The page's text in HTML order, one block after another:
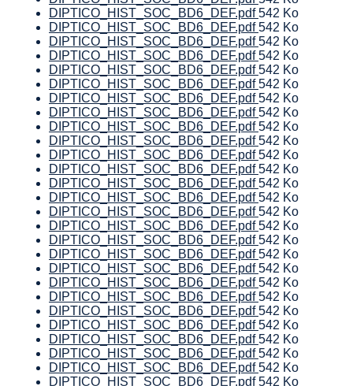
DIPTICO_HIST_SOC_BD6_DEF.pdf542 Ko
DIPTICO_HIST_SOC_BD6_DEF.pdf542 Ko
DIPTICO_HIST_SOC_BD6_DEF.pdf542 Ko
DIPTICO_HIST_SOC_BD6_DEF.pdf542 Ko
DIPTICO_HIST_SOC_BD6_DEF.pdf542 Ko
DIPTICO_HIST_SOC_BD6_DEF.pdf542 Ko
DIPTICO_HIST_SOC_BD6_DEF.pdf542 Ko
DIPTICO_HIST_SOC_BD6_DEF.pdf542 Ko
DIPTICO_HIST_SOC_BD6_DEF.pdf542 Ko
DIPTICO_HIST_SOC_BD6_DEF.pdf542 Ko
DIPTICO_HIST_SOC_BD6_DEF.pdf542 Ko
DIPTICO_HIST_SOC_BD6_DEF.pdf542 Ko
DIPTICO_HIST_SOC_BD6_DEF.pdf542 Ko
DIPTICO_HIST_SOC_BD6_DEF.pdf542 Ko
DIPTICO_HIST_SOC_BD6_DEF.pdf542 Ko
DIPTICO_HIST_SOC_BD6_DEF.pdf542 Ko
DIPTICO_HIST_SOC_BD6_DEF.pdf542 Ko
DIPTICO_HIST_SOC_BD6_DEF.pdf542 Ko
DIPTICO_HIST_SOC_BD6_DEF.pdf542 Ko
DIPTICO_HIST_SOC_BD6_DEF.pdf542 Ko
DIPTICO_HIST_SOC_BD6_DEF.pdf542 Ko
DIPTICO_HIST_SOC_BD6_DEF.pdf542 Ko
DIPTICO_HIST_SOC_BD6_DEF.pdf542 Ko
DIPTICO_HIST_SOC_BD6_DEF.pdf542 Ko
DIPTICO_HIST_SOC_BD6_DEF.pdf542 Ko
DIPTICO_HIST_SOC_BD6_DEF.pdf542 Ko
DIPTICO_HIST_SOC_BD6_DEF.pdf542 Ko